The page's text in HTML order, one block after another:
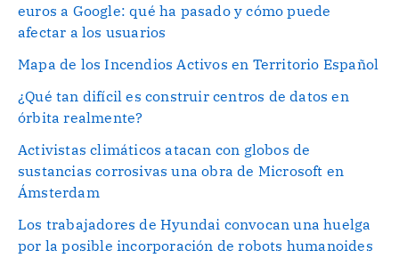
euros a Google: qué ha pasado y cómo puede
afectar a los usuarios
Mapa de los Incendios Activos en Territorio Español
¿Qué tan difícil es construir centros de datos en
órbita realmente?
Activistas climáticos atacan con globos de
sustancias corrosivas una obra de Microsoft en
Ámsterdam
Los trabajadores de Hyundai convocan una huelga
por la posible incorporación de robots humanoides